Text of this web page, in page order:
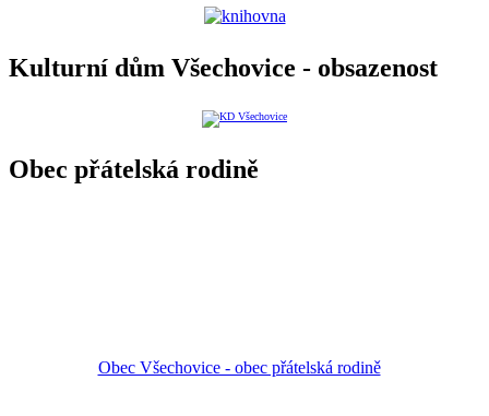
Kulturní dům Všechovice - obsazenost
Obec přátelská rodině
Obec Všechovice - obec přátelská rodině